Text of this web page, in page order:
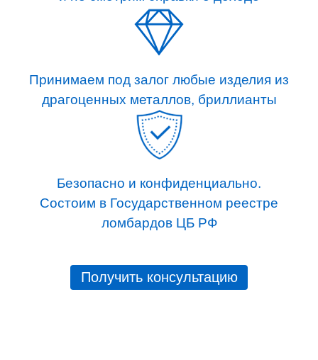
Принимаем под залог любые изделия из
драгоценных металлов, бриллианты
Безопасно и конфиденциально.
Состоим в Государственном реестре
ломбардов ЦБ РФ
Получить консультацию